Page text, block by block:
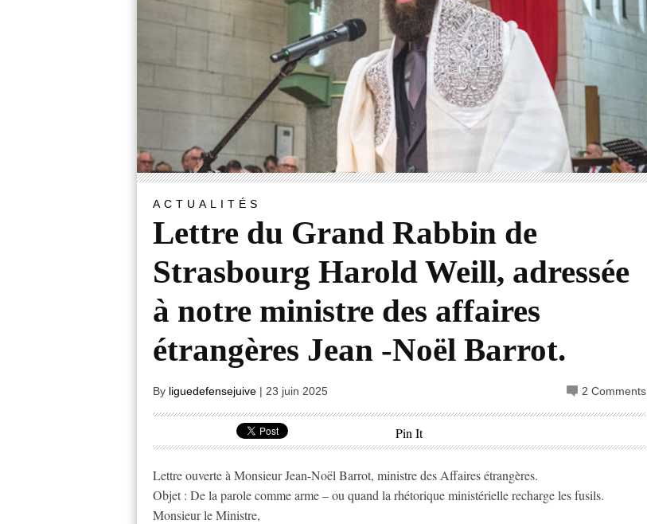
ACTUALITÉS
Lettre du Grand Rabbin de
Strasbourg Harold Weill, adressée
à notre ministre des affaires
étrangères Jean -Noël Barrot.
By liguedefensejuive | 23 juin 2025 2 Comments
Pin It
Lettre ouverte à Monsieur Jean-Noël Barrot, ministre des Affaires étrangères.
Objet : De la parole comme arme – ou quand la rhétorique ministérielle recharge les fusils.
Monsieur le Ministre,